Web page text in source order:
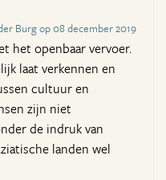
Burg op 08 december 2019
het openbaar vervoer.
laat verkennen en
cultuur en
zijn niet
de indruk van
landen wel